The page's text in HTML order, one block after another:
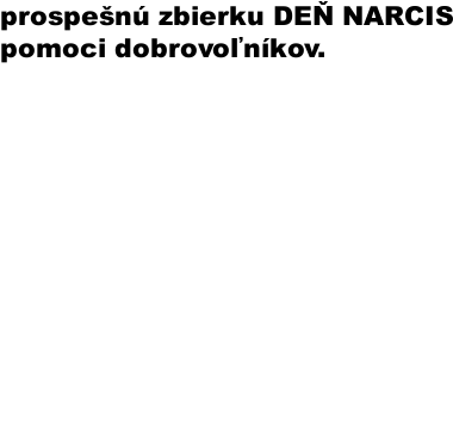
prospešnú zbierku DEŇ
pomoci dobrovoľníkov.